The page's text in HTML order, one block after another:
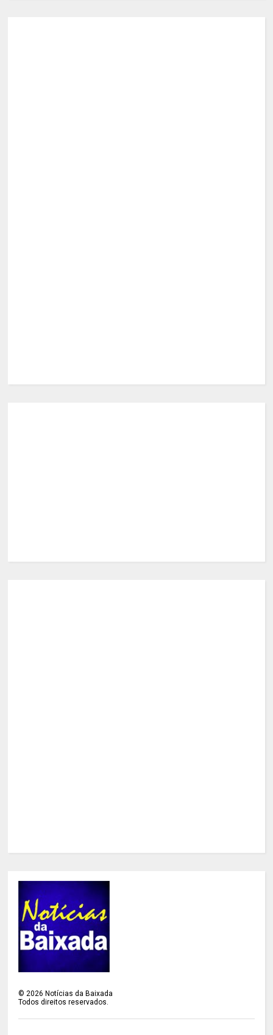
©2026 Notícias da Baixada
Todos direitos reservados.